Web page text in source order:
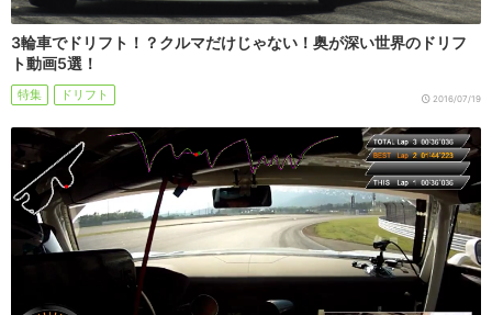
3輪車でドリフト！？クルマだけじゃない！奥が深い世界のドリフ
ト動画5選！
特集 ドリフト 2016/07/19